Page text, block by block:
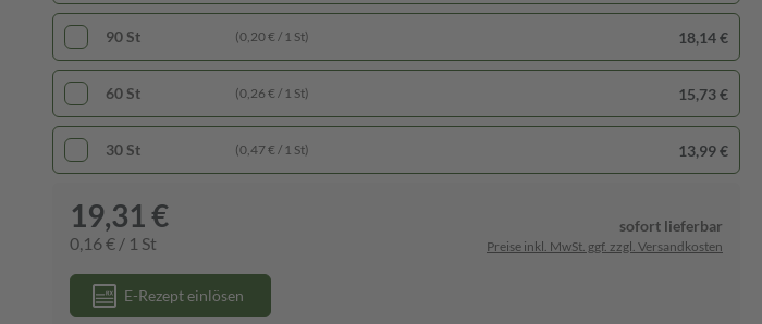
90 St (0,20 € / 1 St) 18,14 €
60 St (0,26 € / 1 St) 15,73 €
30 St (0,47 € / 1 St) 13,99 €
19,31 €
0,16 € / 1 St
sofort lieferbar
Preise inkl. MwSt. ggf. zzgl. Versandkosten
E-Rezept einlösen